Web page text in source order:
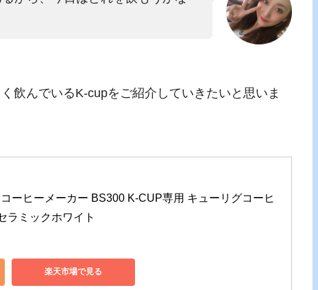
飲んでいるK-cupをご紹介していきたいと思いま
ーヒーメーカー BS300 K-CUP専用 キューリグコーヒ
ラミックホワイト
楽天市場で見る